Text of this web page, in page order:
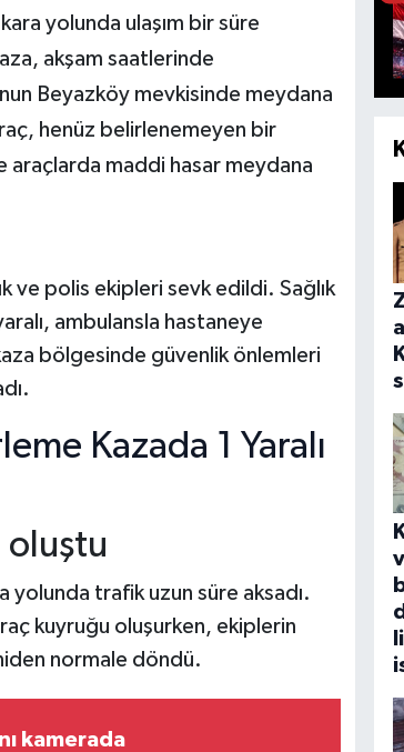
yolunda ulaşım bir süre
akşam saatlerinde
Beyazköy mevkisinde meydana
henüz belirlenemeyen bir
araçlarda maddi hasar meydana
ve polis ekipleri sevk edildi. Sağlık
ambulansla hastaneye
bölgesinde güvenlik önlemleri
oluştu
trafik uzun süre aksadı.
kuyruğu oluşurken, ekiplerin
normale döndü.
kamerada